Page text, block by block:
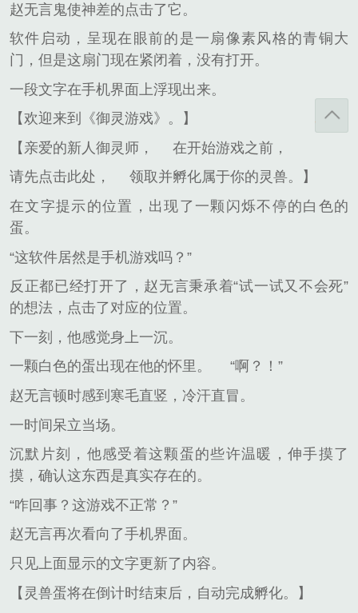
赵无言鬼使神差的点击了它。
软件启动，呈现在眼前的是一扇像素风格的青铜大
门，但是这扇门现在紧闭着，没有打开。
一段文字在手机界面上浮现出来。
【欢迎来到《御灵游戏》。】
【亲爱的新人御灵师，
在开始游戏之前，
请先点击此处，
领取并孵化属于你的灵兽。】
在文字提示的位置，出现了一颗闪烁不停的白色的
蛋。
“这软件居然是手机游戏吗？”
反正都已经打开了，赵无言秉承着“试一试又不会死”
的想法，点击了对应的位置。
下一刻，他感觉身上一沉。
一颗白色的蛋出现在他的怀里。
“啊？！”
赵无言顿时感到寒毛直竖，冷汗直冒。
一时间呆立当场。
沉默片刻，他感受着这颗蛋的些许温暖，伸手摸了
摸，确认这东西是真实存在的。
“咋回事？这游戏不正常？”
赵无言再次看向了手机界面。
只见上面显示的文字更新了内容。
【灵兽蛋将在倒计时结束后，自动完成孵化。】